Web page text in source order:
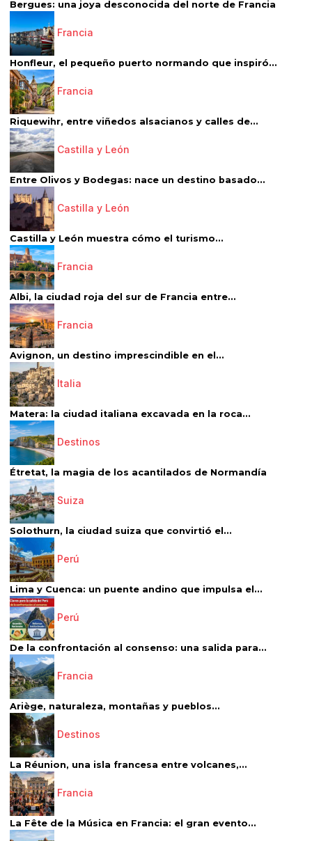
Bergues: una joya desconocida del norte de Francia
Francia
Honfleur, el pequeño puerto normando que inspiró...
Francia
Riquewihr, entre viñedos alsacianos y calles de...
Castilla y León
Entre Olivos y Bodegas: nace un destino basado...
Castilla y León
Castilla y León muestra cómo el turismo...
Francia
Albi, la ciudad roja del sur de Francia entre...
Francia
Avignon, un destino imprescindible en el...
Italia
Matera: la ciudad italiana excavada en la roca...
Destinos
Étretat, la magia de los acantilados de Normandía
Suiza
Solothurn, la ciudad suiza que convirtió el...
Perú
Lima y Cuenca: un puente andino que impulsa el...
Perú
De la confrontación al consenso: una salida para...
Francia
Ariège, naturaleza, montañas y pueblos...
Destinos
La Réunion, una isla francesa entre volcanes,...
Francia
La Fête de la Música en Francia: el gran evento...